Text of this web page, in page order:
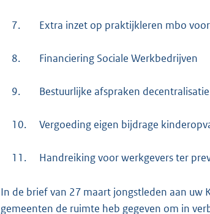
7. Extra inzet op praktijkleren mbo
8. Financiering Sociale Werkbedrijven
9. Bestuurlijke afspraken
10. Vergoeding eigen bijdrage
11. Handreiking voor werkgevers ter
In de brief van 27 maart jongstleden aan uw
gemeenten de ruimte heb gegeven om in